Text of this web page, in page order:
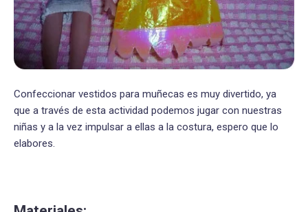
Confeccionar vestidos para muñecas es muy divertido, ya
que a través de esta actividad podemos jugar con nuestras
niñas y a la vez impulsar a ellas a la costura, espero que lo
elabores.